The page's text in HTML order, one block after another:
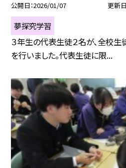
公開日 2026/01/07 更新日
夢探究学習
３年生の代表生徒２名が、全校
を行いました。代表生徒に限...